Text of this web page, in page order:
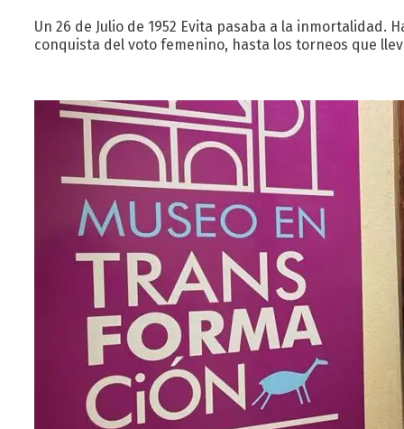
Un 26 de Julio de 1952 Evita pasaba a la inmortalidad.
conquista del voto femenino, hasta los torneos que